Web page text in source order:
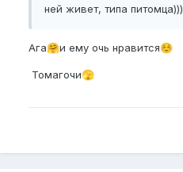
ней живет, типа питомца)))
Ага🤗и ему очь нравится☺️
Томагочи🫣